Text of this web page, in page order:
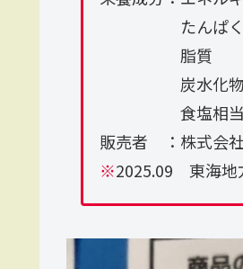
たんぱく
脂質
炭水化物
食塩相当量
販売者 ：株式会
※2025.09 東海地